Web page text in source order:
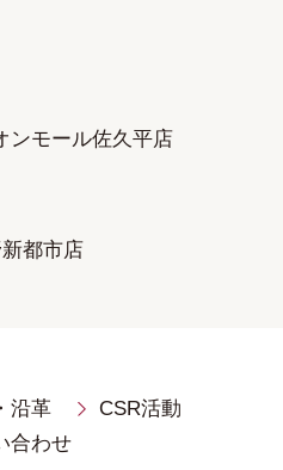
ンモール佐久平店
都市店
沿革
CSR活動
合わせ